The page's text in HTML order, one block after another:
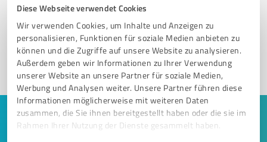
Diese Webseite verwendet Cookies
Wir verwenden Cookies, um Inhalte und Anzeigen zu
personalisieren, Funktionen für soziale Medien anbieten zu
können und die Zugriffe auf unsere Website zu analysieren.
Außerdem geben wir Informationen zu Ihrer Verwendung
unserer Website an unsere Partner für soziale Medien,
Werbung und Analysen weiter. Unsere Partner führen diese
Informationen möglicherweise mit weiteren Daten
zusammen, die Sie ihnen bereitgestellt haben oder die sie im
Rahmen Ihrer Nutzung der Dienste gesammelt haben.
Registrieren Sie sich jetzt und werden Sie ein von
Kunden empfohlener ProvenExpert!
1
Keine Zeit für lange Recherchen und E-